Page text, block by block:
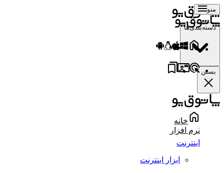
منو
دسته‌بندی‌ها
بستن
خانه
نرم افزار
اینترنت
ابزار اینترنت